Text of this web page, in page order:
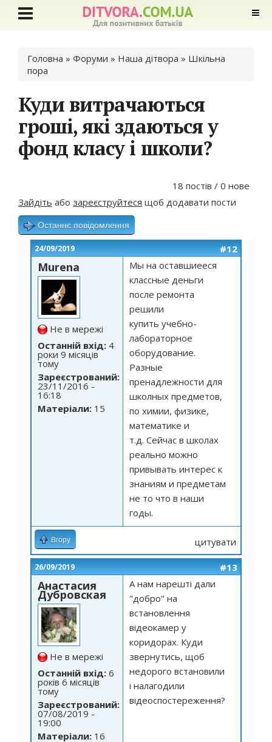
Ви є тут
Головна » Форуми » Наша дітвора » Шкільна
пора
Куди витрачаються
гроші, які здаються у
фонд класу і школи?
18 постів / 0 нове
Зайдіть або зареєструйтеся щоб додавати пости
Останнє повідомлення
24/09/2019 #12
Murena
Не в мережі
Останній вхід: 4
роки 9 місяців
тому
Зареєстрований:
23/11/2016 -
16:18
Матеріали: 15
Мы на оставшиееся
классные деньги
после ремонта
решили
купить учебно-
лабораторное
оборудование.
Разные
пренадлежности для
школных предметов,
по химии, физике,
математике и
т.д. Сейчас в школах
реально можно
привывать интерес к
знаниям и предметам
не то что в наши
годы.
Вгору цитувати
26/09/2019 #13
Анастасия
Дубровская
Не в мережі
Останній вхід: 6
років 6 місяців
тому
Зареєстрований:
07/08/2019 -
19:00
Матеріали: 16
А нам нарешті дали
"добро" на
встановлення
відеокамер у
коридорах. Куди
звернутись, щоб
недорого встановили
і налагодили
відеоспостереження?